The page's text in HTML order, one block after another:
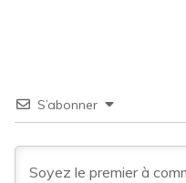
S’abonner